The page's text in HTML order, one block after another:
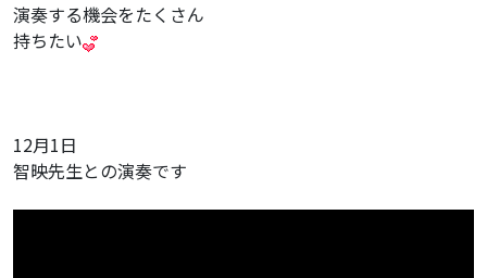
演奏する機会をたくさん
持ちたい
12月1日
智映先生との演奏です